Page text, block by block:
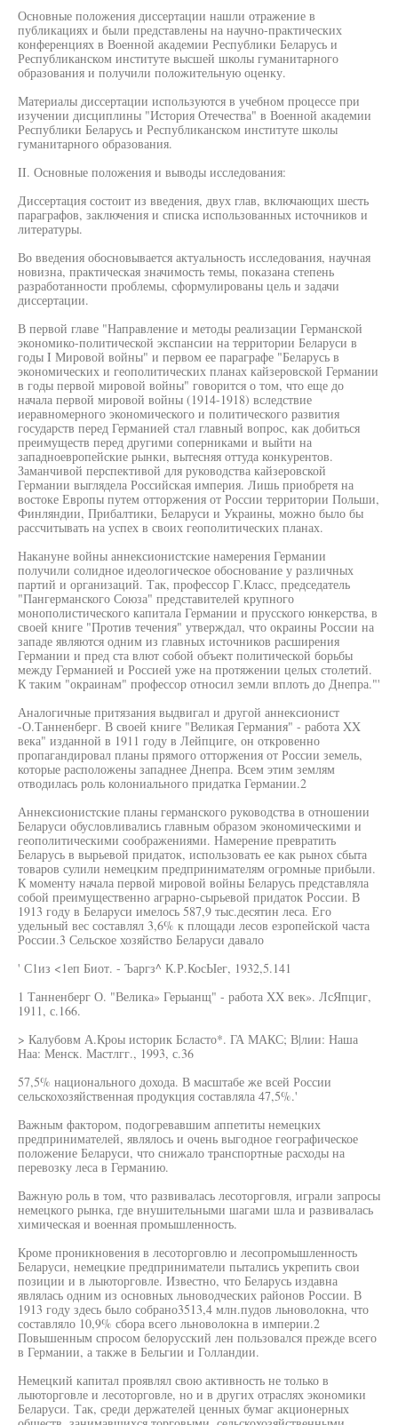
Основные положения диссертации нашли отражение в
публикациях и были представлены на научно-практических
конференциях в Военной академии Республики Беларусь и
Республиканском институте высшей школы гуманитарного
образования и получили положительную оценку.
Материалы диссертации используются в учебном процессе при
изучении дисциплины "История Отечества" в Военной академии
Республики Беларусь и Республиканском институте школы
гуманитарного образования.
II. Основные положения и выводы исследования:
Диссертация состоит из введения, двух глав, включающих шесть
параграфов, заключения и списка использованных источников и
литературы.
Во введения обосновывается актуальность исследования, научная
новизна, практическая значимость темы, показана степень
разработанности проблемы, сформулированы цель и задачи
диссертации.
В первой главе "Направление и методы реализации Германской
экономико-политической экспансии на территории Беларуси в
годы I Мировой войны" и первом ее параграфе "Беларусь в
экономических и геополитических планах кайзеровской Германии
в годы первой мировой войны" говорится о том, что еще до
начала первой мировой войны (1914-1918) вследствие
иеравномерного экономического и политического развития
государств перед Германией стал главный вопрос, как добиться
преимуществ перед другими соперниками и выйти на
западноевропейские рынки, вытесняя оттуда конкурентов.
Заманчивой перспективой для руководства кайзеровской
Германии выглядела Российская империя. Лишь приобретя на
востоке Европы путем отторжения от России территории Польши,
Финляндии, Прибалтики, Беларуси и Украины, можно было бы
рассчитывать на успех в своих геополитических планах.
Накануне войны аннексионистские намерения Германии
получили солидное идеологическое обоснование у различных
партий и организаций. Так, профессор Г.Класс, председатель
"Пангерманского Союза" представителей крупного
монополистического капитала Германии и прусского юнкерства, в
своей книге "Против течения" утверждал, что окраины России на
западе являются одним из главных источников расширения
Германии и пред ста влют собой объект политической борьбы
между Германией и Россией уже на протяжении целых столетий.
К таким "окраинам" профессор относил земли вплоть до Днепра."'
Аналогичные притязания выдвигал и другой аннексионист
-О.Танненберг. В своей книге "Великая Германия" - работа XX
века" изданной в 1911 году в Лейпциге, он откровенно
пропагандировал планы прямого отторжения от России земель,
которые расположены западнее Днепра. Всем этим землям
отводилась роль колониального придатка Германии.2
Аннексионистские планы германского руководства в отношении
Беларуси обусловливались главным образом экономическими и
геополитическими соображениями. Намерение превратить
Беларусь в вырьевой придаток, использовать ее как рынох сбыта
товаров сулили немецким предпринимателям огромные прибыли.
К моменту начала первой мировой войны Беларусь представляла
собой преимущественно аграрно-сырьевой придаток России. В
1913 году в Беларуси имелось 587,9 тыс.десятин леса. Его
удельный вес составлял 3,6% к площади лесов езропейской часта
России.3 Сельское хозяйство Беларуси давало
' С1из <1еп Биот. - Ъаргз^ К.Р.КосЫег, 1932,5.141
1 Танненберг О. "Велика» Герыанщ" - работа XX век». ЛсЯпциг,
1911, с.166.
> Калубовм А.Кроы историк Бсласто*. ГА МАКС; В|лии: Наша
Наа: Менск. Мастлгг., 1993, с.36
57,5% национального дохода. В масштабе же всей России
сельскохозяйственная продукция составляла 47,5%.'
Важным фактором, подогревавшим аппетиты немецких
предпринимателей, являлось и очень выгодное географическое
положение Беларуси, что снижало транспортные расходы на
перевозку леса в Германию.
Важную роль в том, что развивалась лесоторговля, играли запросы
немецкого рынка, где внушительными шагами шла и развивалась
химическая и военная промышленность.
Кроме проникновения в лесоторговлю и лесопромышленность
Беларуси, немецкие предприниматели пытались укрепить свои
позиции и в лыюторговле. Известно, что Беларусь издавна
являлась одним из основных льноводческих районов России. В
1913 году здесь было собрано3513,4 млн.пудов льноволокна, что
составляло 10,9% сбора всего льноволокна в империи.2
Повышенным спросом белорусский лен пользовался прежде всего
в Германии, а также в Бельгии и Голландии.
Немецкий капитал проявлял свою активность не только в
лыюторговле и лесоторговле, но и в других отраслях экономики
Беларуси. Так, среди держателей ценных бумаг акционерных